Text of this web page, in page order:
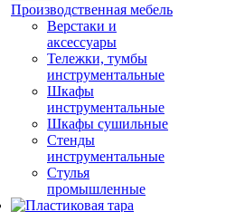
Производственная мебель
Верстаки и
аксессуары
Тележки, тумбы
инструментальные
Шкафы
инструментальные
Шкафы сушильные
Стенды
инструментальные
Cтулья
промышленные